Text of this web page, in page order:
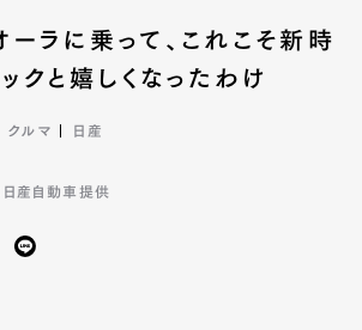
ーラに乗って、これこそ新時
クと嬉しくなったわけ
クルマ 日産
産自動車提供